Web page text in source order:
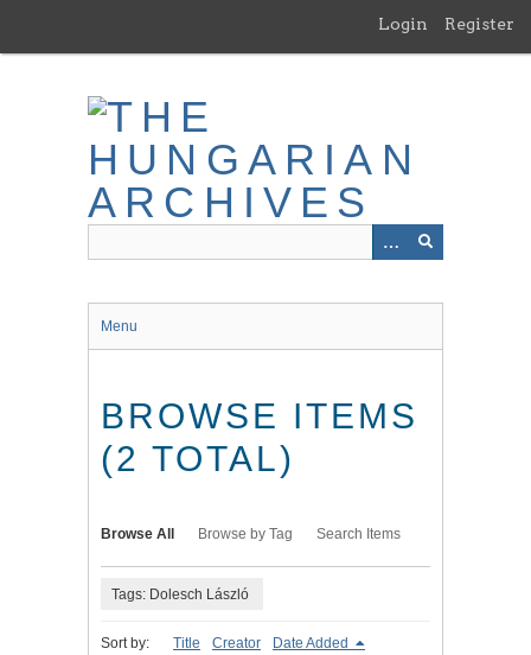
main
Login Register
Menu
BROWSE ITEMS
(2 TOTAL)
Browse All Browse by Tag Search Items
Tags: Dolesch László
Sort by: Title Creator Date Added